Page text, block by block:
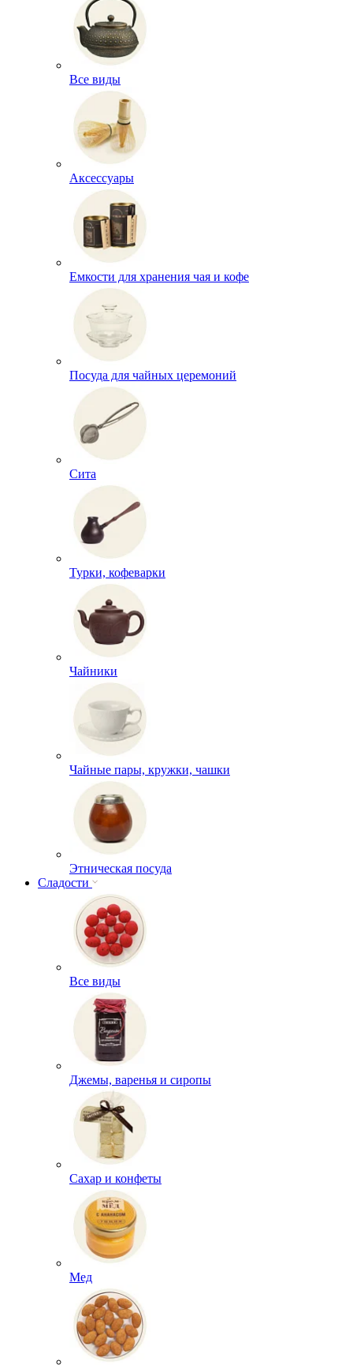
Все виды
Аксессуары
Емкости для хранения чая и кофе
Посуда для чайных церемоний
Сита
Турки, кофеварки
Чайники
Чайные пары, кружки, чашки
Этническая посуда
Сладости
Все виды
Джемы, варенья и сиропы
Сахар и конфеты
Мед